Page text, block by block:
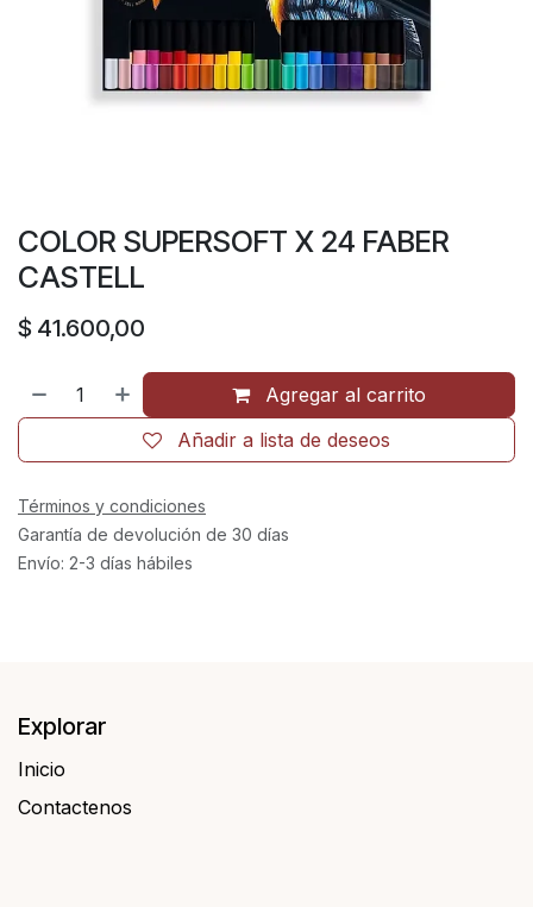
COLOR SUPERSOFT X 24 FABER
CASTELL
$ 41.600,00
Agregar al carrito
Añadir a lista de deseos
Términos y condiciones
Garantía de devolución de 30 días
Envío: 2-3 días hábiles
Explorar
Inicio
Contactenos​​